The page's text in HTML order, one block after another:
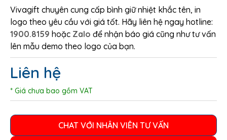
Vivagift chuyên cung cấp bình giữ nhiệt khắc tên, in
logo theo yêu cầu với giá tốt. Hãy liên hệ ngay hotline:
1900.8159 hoặc Zalo để nhận báo giá cũng như tư vấn
lên mẫu demo theo logo của bạn.
Liên hệ
* Giá chưa bao gồm VAT
CHAT VỚI NHÂN VIÊN TƯ VẤN